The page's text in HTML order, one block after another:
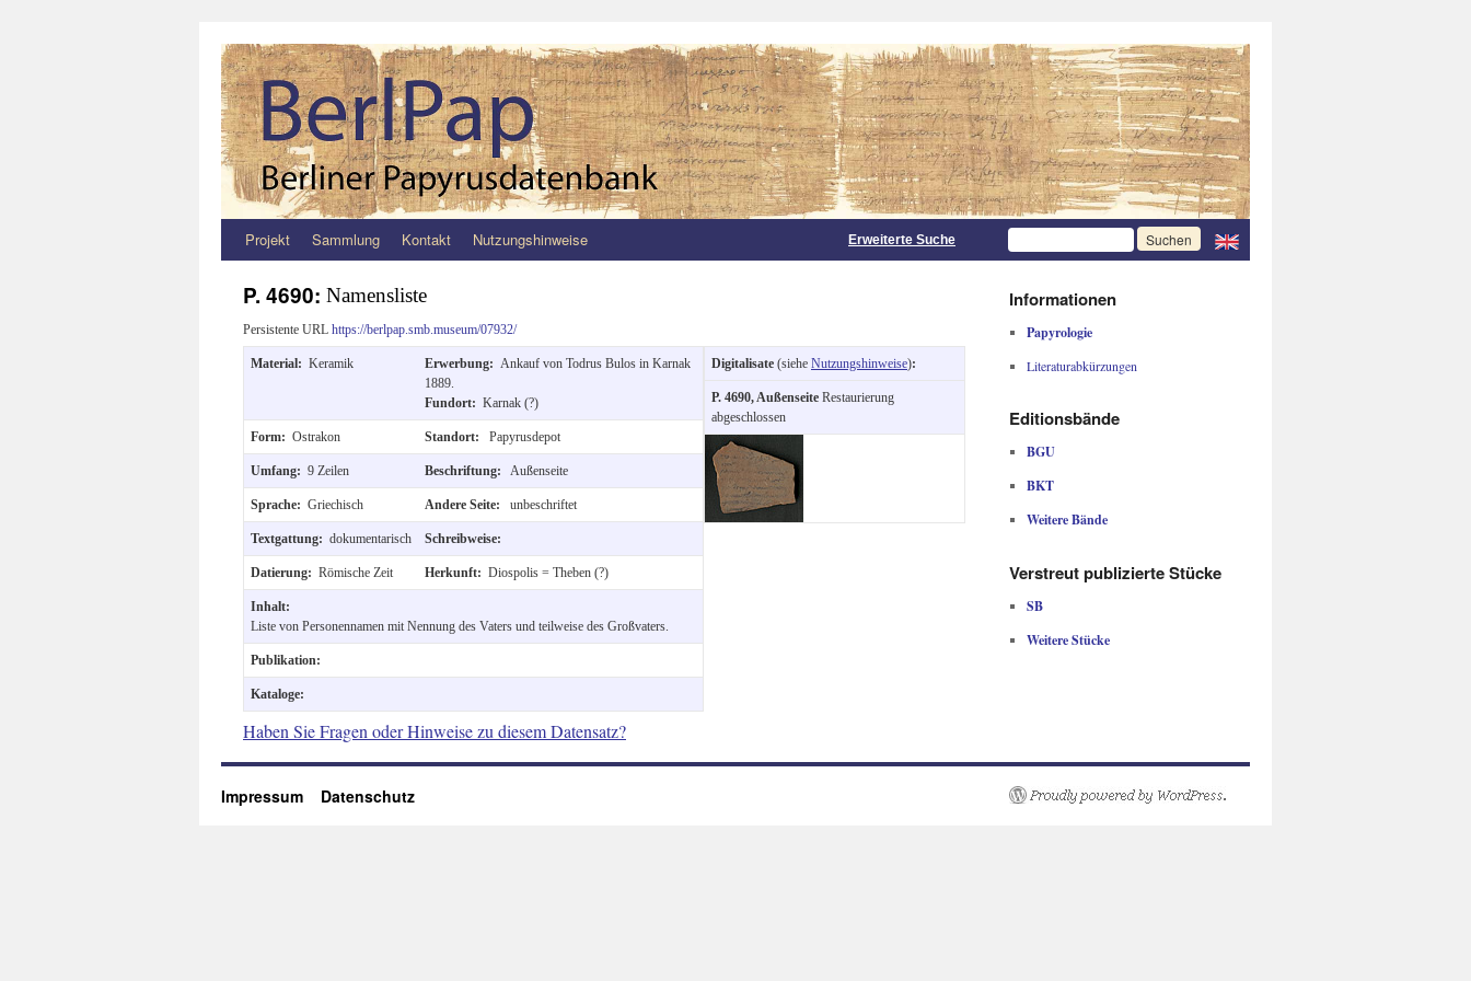
Zum
springen
Projekt Sammlung Kontakt Nutzungshinweise Erweiterte Suche
P. 4690: Namensliste
Persistente URL https://berlpap.smb.museum/07932/
Material: Keramik Erwerbung: Ankauf von Todrus Bulos in Karnak
1889.
Fundort: Karnak (?)
Form: Ostrakon Standort: Papyrusdepot
Umfang: 9 Zeilen Beschriftung: Außenseite
Sprache: Griechisch Andere Seite: unbeschriftet
Textgattung: dokumentarisch Schreibweise:
Datierung: Römische Zeit Herkunft: Diospolis = Theben (?)
Inhalt:
Liste von Personennamen mit Nennung des Vaters und teilweise des Großvaters.
Publikation:
Kataloge:
Digitalisate (siehe Nutzungshinweise):
P. 4690, Außenseite Restaurierung
abgeschlossen
Haben Sie Fragen oder Hinweise zu diesem Datensatz?
Informationen
Papyrologie
Literaturabkürzungen
Editionsbände
BGU
BKT
Weitere Bände
Verstreut publizierte Stücke
SB
Weitere Stücke
Impressum Datenschutz